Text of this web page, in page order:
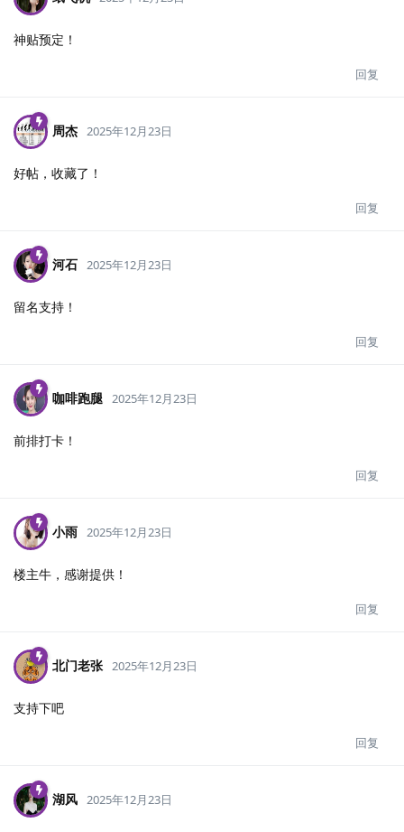
神贴预定！
回复
周杰 2025年12月23日
好帖，收藏了！
回复
河石 2025年12月23日
留名支持！
回复
咖啡跑腿 2025年12月23日
前排打卡！
回复
小雨 2025年12月23日
楼主牛，感谢提供！
回复
北门老张 2025年12月23日
支持下吧
回复
湖风 2025年12月23日